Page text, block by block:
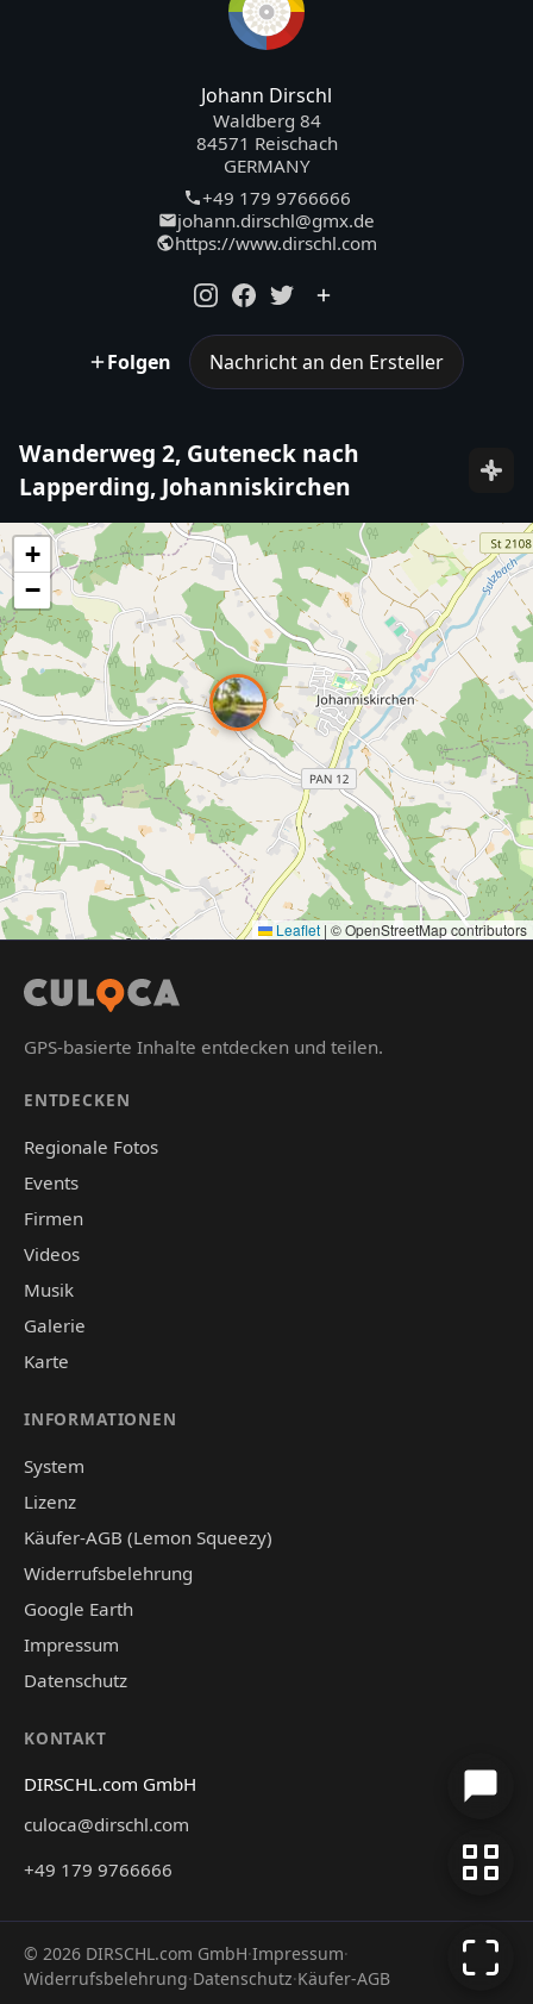
Johann Dirschl
Waldberg 84
84571 Reischach
GERMANY
+49 179 9766666
johann.dirschl@gmx.de
https://www.dirschl.com
Folgen Nachricht an den Ersteller
Wanderweg 2, Guteneck nach
Lapperding, Johanniskirchen
+
−
Leaflet | © OpenStreetMap contributors
GPS-basierte Inhalte entdecken und teilen.
ENTDECKEN
Regionale Fotos
Events
Firmen
Videos
Musik
Galerie
Karte
INFORMATIONEN
System
Lizenz
Käufer-AGB (Lemon Squeezy)
Widerrufsbelehrung
Google Earth
Impressum
Datenschutz
KONTAKT
DIRSCHL.com GmbH
culoca@dirschl.com
+49 179 9766666
© 2026 DIRSCHL.com GmbH·Impressum·
Widerrufsbelehrung·Datenschutz·Käufer-AGB